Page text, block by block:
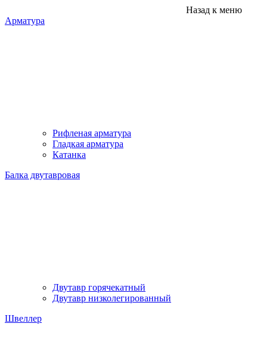
Назад к меню
Арматура
Рифленая арматура
Гладкая арматура
Катанка
Балка двутавровая
Двутавр горячекатный
Двутавр низколегированный
Швеллер